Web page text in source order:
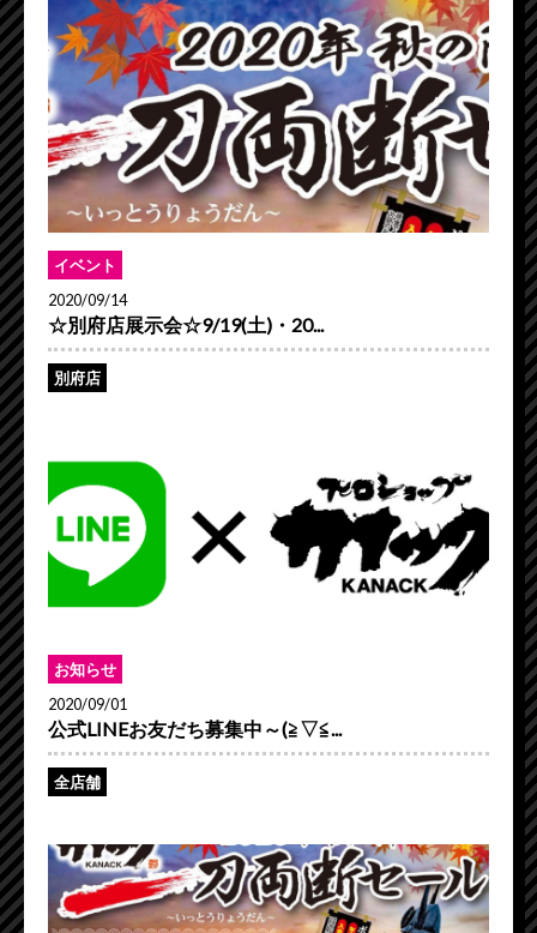
イベント
2020/09/14
☆別府店展示会☆9/19(土)・20...
別府店
お知らせ
2020/09/01
公式LINEお友だち募集中～(≧▽≦...
全店舗